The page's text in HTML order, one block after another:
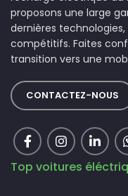
proposons une large
dernières
compétitifs. Faites
transition vers une
CONTACTEZ-NOUS
Top voitures